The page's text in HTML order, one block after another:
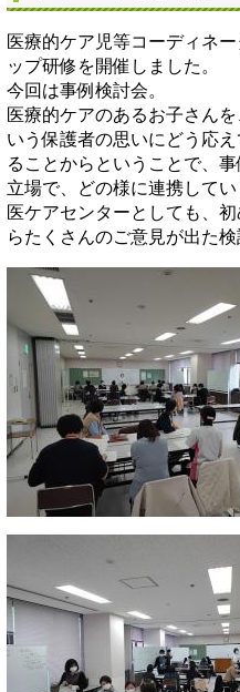
医療的ケア児等コーディネ
ップ研修を開催しました。
今回は事例検討会。
医療的ケアのあるお子さん
いう保護者の思いにどう応
ることからということで、
立場で、どの様に連携してい
医ケアセンターとしても、
らたくさんのご意見が出た検